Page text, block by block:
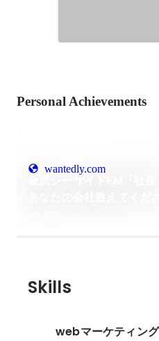
Personal Achievements
wantedly.com
Skills
webマーケティング